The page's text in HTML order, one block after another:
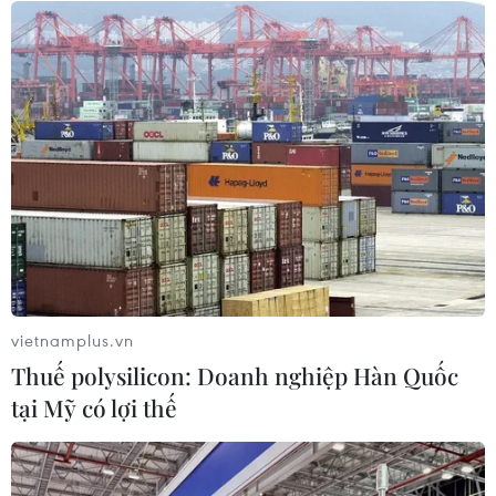
Xem thêm
CƠ QUAN CHỦ QUẢN: THÔNG TẤN XÃ VIỆT NAM
Tổng Biên tập: TRẦN TIẾN DUẨN
Phó Tổng Biên tập: NGUYỄN THỊ TÁM, KHÚC THANH
THỦY
Sở hữu trí tuệ
Quy định sử dụng
Ngôn ngữ
TTXVN
vietnamplus.vn
Thuế polysilicon: Doanh nghiệp Hàn Quốc
tại Mỹ có lợi thế